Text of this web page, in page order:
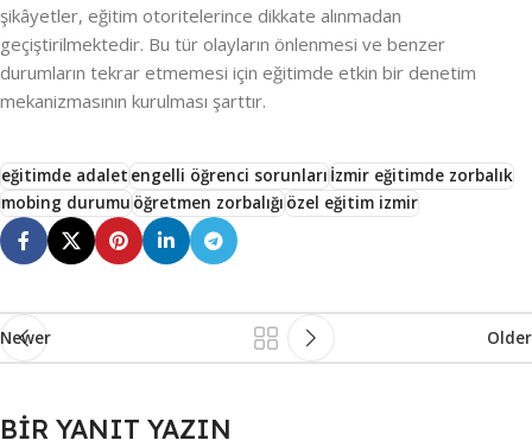
şikâyetler, eğitim otoritelerince dikkate alınmadan
geçiştirilmektedir. Bu tür olayların önlenmesi ve benzer
durumların tekrar etmemesi için eğitimde etkin bir denetim
mekanizmasının kurulması şarttır.
eğitimde adaletengelli öğrenci sorunlarıİzmir eğitimde zorbalık
mobing durumuöğretmen zorbalığıözel eğitim izmir
Newer Older
BIR YANIT YAZIN